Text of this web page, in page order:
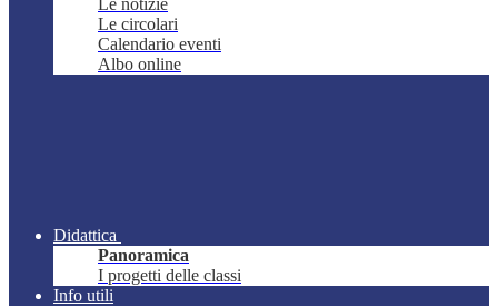
Le notizie
Le circolari
Calendario eventi
Albo online
Didattica
Panoramica
I progetti delle classi
Info utili